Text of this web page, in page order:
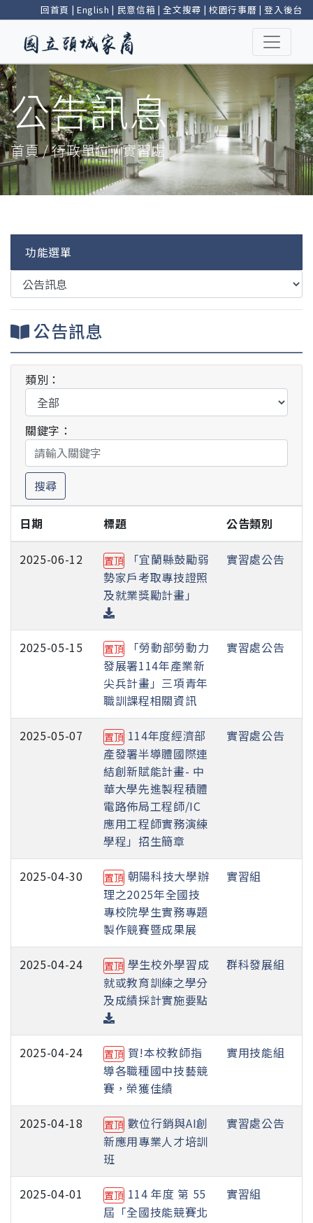
回首頁 | English | 民意信箱 |全文搜尋 | 校園行事曆 |登入後台
公告訊息
首頁 / 行政單位 / 實習處
功能選單
公告訊息
類別：
關鍵字：
搜尋
日期 標題 公告類別
2025-06-12 置頂
「宜蘭縣鼓勵弱
勢家戶考取專技證照
及就業獎勵計畫」
實習處公告
2025-05-15 置頂
「勞動部勞動力
發展署114年產業新
尖兵計畫」三項青年
職訓課程相關資訊
實習處公告
2025-05-07 置頂 114年度經濟部
產發署半導體國際連
結創新賦能計畫- 中
華大學先進製程積體
電路佈局工程師/IC
應用工程師實務演練
學程」招生簡章
實習處公告
2025-04-30 置頂 朝陽科技大學辦
理之2025年全國技
專校院學生實務專題
製作競賽暨成果展
實習組
2025-04-24 置頂 學生校外學習成
就或教育訓練之學分
及成績採計實施要點
群科發展組
2025-04-24 置頂 賀!本校教師指
導各職種國中技藝競
賽，榮獲佳績
實用技能組
2025-04-18 置頂 數位行銷與AI創
新應用專業人才培訓
班
實習處公告
2025-04-01 置頂 114 年度 第 55
屆「全國技能競賽北
實習組